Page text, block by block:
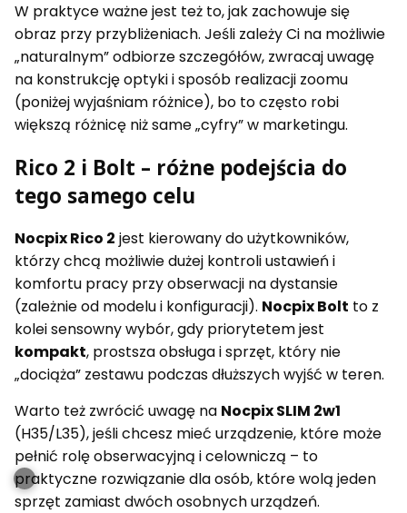
W praktyce ważne jest też to, jak zachowuje się
obraz przy przybliżeniach. Jeśli zależy Ci na możliwie
„naturalnym” odbiorze szczegółów, zwracaj uwagę
na konstrukcję optyki i sposób realizacji zoomu
(poniżej wyjaśniam różnice), bo to często robi
większą różnicę niż same „cyfry” w marketingu.
Rico 2 i Bolt – różne podejścia do
tego samego celu
Nocpix Rico 2 jest kierowany do użytkowników,
którzy chcą możliwie dużej kontroli ustawień i
komfortu pracy przy obserwacji na dystansie
(zależnie od modelu i konfiguracji). Nocpix Bolt to z
kolei sensowny wybór, gdy priorytetem jest
kompakt, prostsza obsługa i sprzęt, który nie
„dociąża” zestawu podczas dłuższych wyjść w teren.
Warto też zwrócić uwagę na Nocpix SLIM 2w1
(H35/L35), jeśli chcesz mieć urządzenie, które może
pełnić rolę obserwacyjną i celowniczą – to
praktyczne rozwiązanie dla osób, które wolą jeden
sprzęt zamiast dwóch osobnych urządzeń.